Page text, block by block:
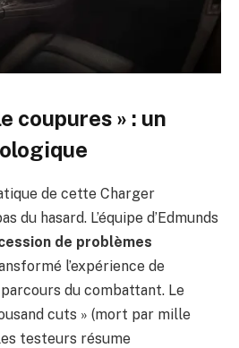
coupures » : un
de cette Charger
du hasard. L’équipe d’Edmunds
de problèmes
l’expérience de
du combattant. Le
cuts » (mort par mille
testeurs résume